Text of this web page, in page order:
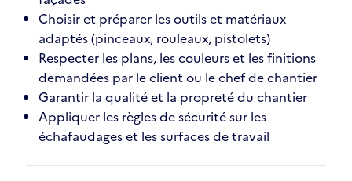
Choisir et préparer les outils et matériaux
adaptés (pinceaux, rouleaux, pistolets)
Respecter les plans, les couleurs et les finitions
demandées par le client ou le chef de chantier
Garantir la qualité et la propreté du chantier
Appliquer les règles de sécurité sur les
échafaudages et les surfaces de travail